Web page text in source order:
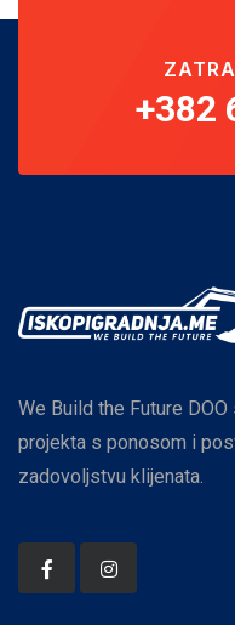
+382
We Build the Future
projekta s ponosom i
zadovoljstvu klijenata.